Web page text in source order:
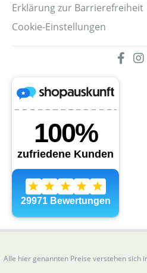
Erklärung zur Barrierefreiheit
Cookie-Einstellungen
Alle hier genannten Preise verstehen sich